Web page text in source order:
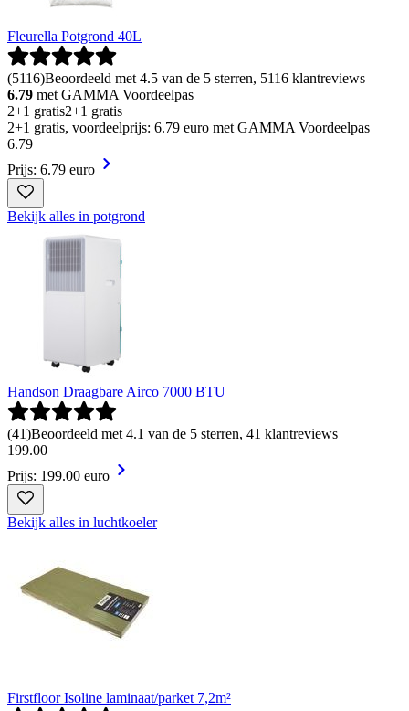
Fleurella Potgrond 40L
(5116)Beoordeeld met 4.5 van de 5 sterren, 5116 klantreviews
6.79 met GAMMA Voordeelpas
2+1 gratis2+1 gratis
2+1 gratis, voordeelprijs: 6.79 euro met GAMMA Voordeelpas
6.79
Prijs: 6.79 euro
Bekijk alles in potgrond
Handson Draagbare Airco 7000 BTU
(41)Beoordeeld met 4.1 van de 5 sterren, 41 klantreviews
199.00
Prijs: 199.00 euro
Bekijk alles in luchtkoeler
Firstfloor Isoline laminaat/parket 7,2m²